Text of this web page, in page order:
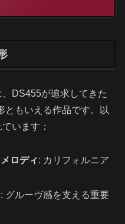
、DS455が追求してきた
ともいえる作品です。以
います：
ロディ: カリフォルニア
: グルーヴ感を支える重要